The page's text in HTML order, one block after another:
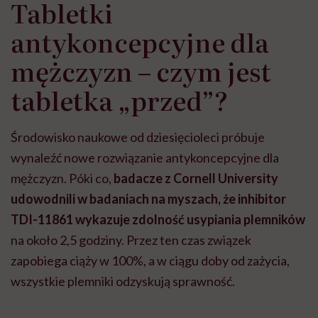
Tabletki
antykoncepcyjne dla
mężczyzn – czym jest
tabletka„przed”?
Środowisko naukowe od dziesięcioleci próbuje
wynaleźć nowe rozwiązanie antykoncepcyjne dla
mężczyzn. Póki co, badacze z Cornell University
udowodnili w badaniach na myszach, że inhibitor
TDI-11861 wykazuje zdolność usypiania plemników
na około 2,5 godziny. Przez ten czas związek
zapobiega ciąży w 100%, a w ciągu doby od zażycia,
wszystkie plemniki odzyskują sprawność.